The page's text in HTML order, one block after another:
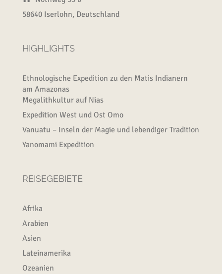
58640 Iserlohn, Deutschland
HIGHLIGHTS
Ethnologische Expedition zu den Matis Indianern
am Amazonas
Megalithkultur auf Nias
Expedition West und Ost Omo
Vanuatu – Inseln der Magie und lebendiger Tradition
Yanomami Expedition
REISEGEBIETE
Afrika
Arabien
Asien
Lateinamerika
Ozeanien